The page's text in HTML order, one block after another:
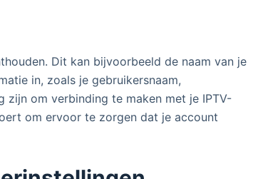
Dit kan bijvoorbeeld de naam van je
in, zoals je gebruikersnaam,
zijn om verbinding te maken met je IPTV-
om ervoor te zorgen dat je account